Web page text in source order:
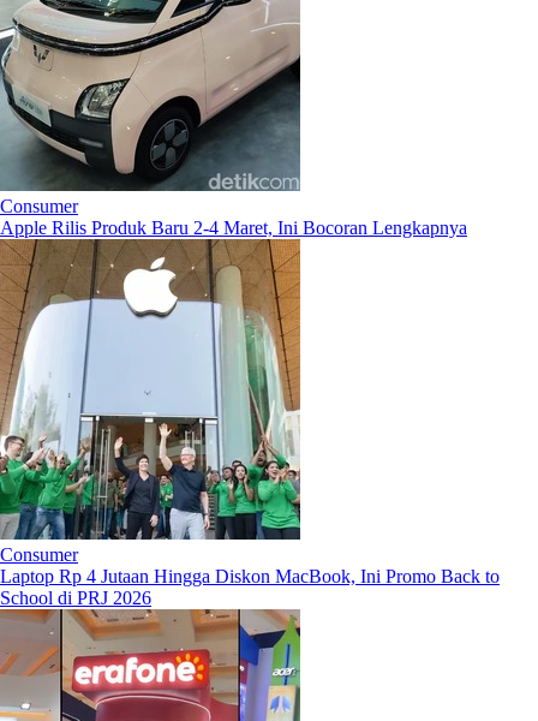
Consumer
Apple Rilis Produk Baru 2-4 Maret, Ini Bocoran Lengkapnya
Consumer
Laptop Rp 4 Jutaan Hingga Diskon MacBook, Ini Promo Back to
School di PRJ 2026